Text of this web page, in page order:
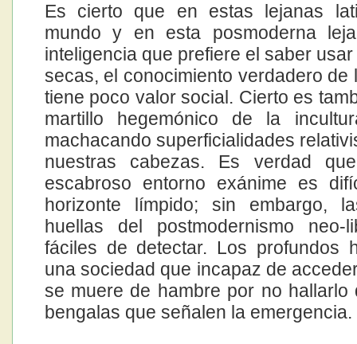
Es cierto que en estas lejanas
mundo y en esta posmoderna
inteligencia que prefiere el saber
secas, el conocimiento verdadero de
tiene poco valor social. Cierto es
martillo hegemónico de la
machacando superficialidades
nuestras cabezas. Es verdad
escabroso entorno exánime es
horizonte límpido; sin embargo,
huellas del postmodernismo neo-
fáciles de detectar. Los profundos
una sociedad que incapaz de
se muere de hambre por no hallarlo
bengalas que señalen la emergencia.